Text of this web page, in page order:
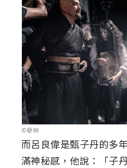
©華映
而呂良偉是甄子丹的多
滿神秘感，他說：「子